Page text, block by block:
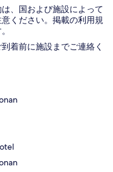
、国および施設によって
ください。掲載の利用規
着前に施設までご連絡く